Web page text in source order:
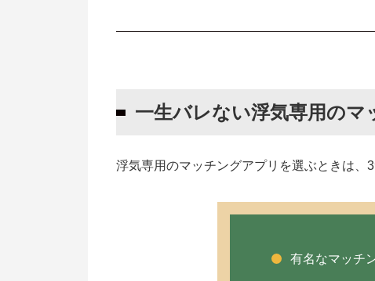
セックス目的の男女が集まりやすいアプリ
絶対バレない浮気専用マッチングアプ
一生バレない浮気専用の
浮気専用のマッチングアプリを選ぶときは、
有名なマッチ